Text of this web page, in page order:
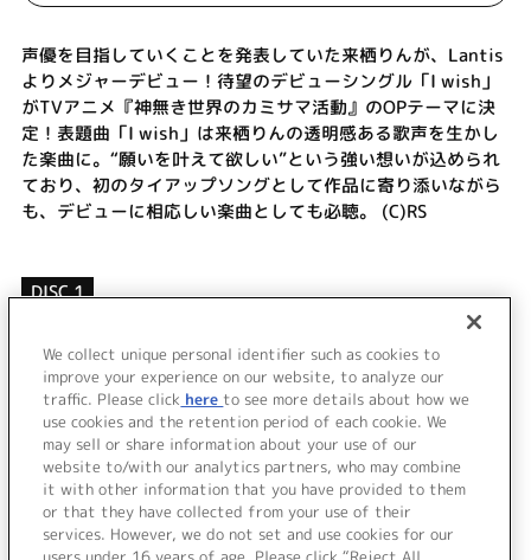
声優を目指していくことを発表していた来栖りんが、Lantis
よりメジャーデビュー！待望のデビューシングル「I wish」
がTVアニメ『神無き世界のカミサマ活動』のOPテーマに決
定！表題曲「I wish」は来栖りんの透明感ある歌声を生かし
た楽曲に。“願いを叶えて欲しい”という強い想いが込められ
ており、初のタイアップソングとして作品に寄り添いながら
も、デビューに相応しい楽曲としても必聴。 (C)RS
DISC 1
臆病シャイガール
くるーず！
＜ BACK
We collect unique personal identifier such as cookies to
improve your experience on our website, to analyze our
traffic. Please click here to see more details about how we
use cookies and the retention period of each cookie. We
may sell or share information about your use of our
website to/with our analytics partners, who may combine
it with other information that you have provided to them
or that they have collected from your use of their
services. However, we do not set and use cookies for our